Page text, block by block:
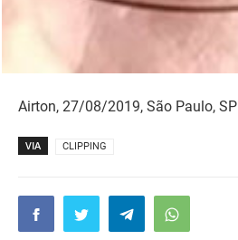
Airton, 27/08/2019, São Paulo, SP
VIA CLIPPING